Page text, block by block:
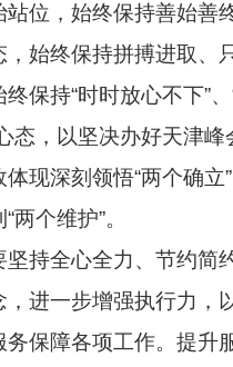
站位，始终保持善始善
，始终保持拼搏进取、
保持“时时放心不下”
态，以坚决办好天津峰
现深刻领悟“两个确立
两个维护”。
坚持全心全力、节约简
，进一步增强执行力，
务保障各项工作。提升